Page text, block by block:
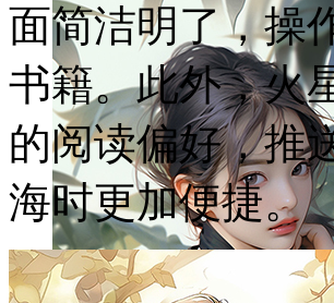
面简洁明了，操
书籍。此外，火
的阅读偏好，推
海时更加便捷。